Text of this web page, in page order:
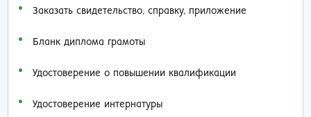
Заказать cвидетельство, справку, приложение
Бланк диплома грамоты
Удостоверение о повышении квалификации
Удостоверение интернатуры